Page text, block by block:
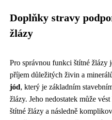
Doplňky stravy
žlázy
Pro správnou funkci štítné žlázy
příjem důležitých živin a
jód, který je základním
žlázy. Jeho nedostatek může
štítné žlázy a následně